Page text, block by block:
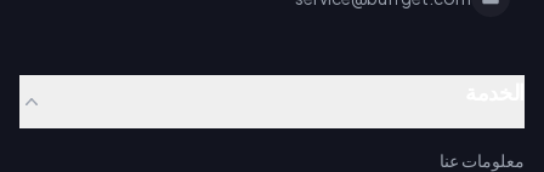
معلومات عنا